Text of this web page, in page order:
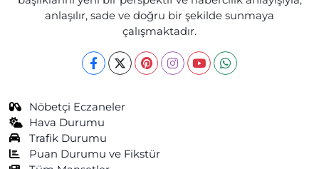
anlaşılır, sade ve doğru bir şekilde sunmaya
çalışmaktadır.
Nöbetçi Eczaneler
Hava Durumu
Trafik Durumu
Puan Durumu ve Fikstür